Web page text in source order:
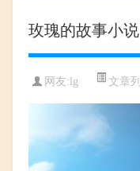
玫瑰的故事小
网友:lg 文章